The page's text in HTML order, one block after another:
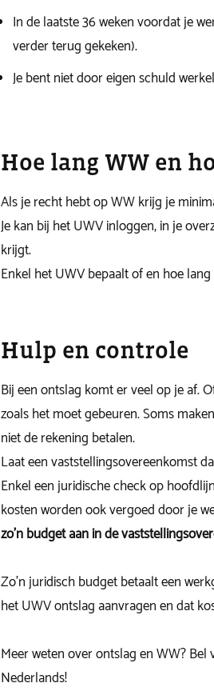
In de laatste 36 weken voordat je
verder terug gekeken).
Je bent niet door eigen schuld
Hoe lang WW en
Als je recht hebt op WW krijg je
Je kan bij het UWV inloggen, in je
krijgt.
Enkel het UWV bepaalt of en hoe
Hulp en controle
Bij een ontslag komt er veel op je af.
zoals het moet gebeuren. Soms
niet de rekening betalen.
Laat een vaststellingsovereenkomst
Enkel een juridische check op
kosten worden ook vergoed door je
zo’n budget aan in de
Zo’n juridisch budget betaalt een
het UWV ontslag aanvragen en dat
Meer weten over ontslag en WW?
Nederlands!